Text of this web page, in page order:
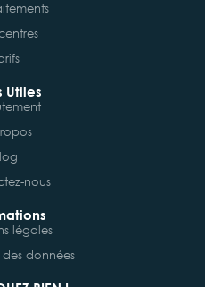
Utiles
nous
légales
données